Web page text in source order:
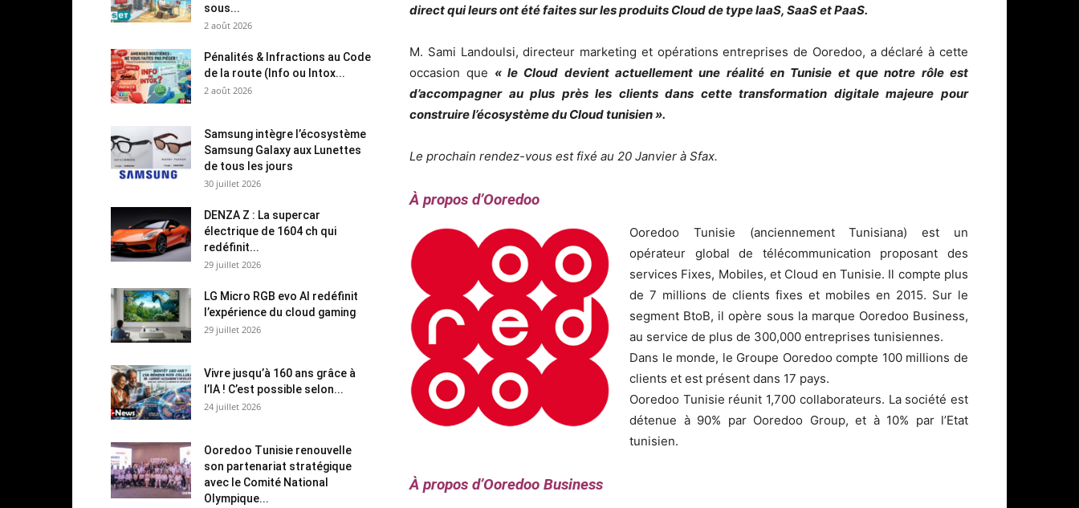
direct qui leurs ont été faites sur les produits Cloud de type IaaS, SaaS et PaaS.
M. Sami Landoulsi, directeur marketing et opérations entreprises de Ooredoo, a déclaré à cette
occasion que « le Cloud devient actuellement une réalité en Tunisie et que notre rôle est
d’accompagner au plus près les clients dans cette transformation digitale majeure pour
construire l’écosystème du Cloud tunisien ».
Le prochain rendez-vous est fixé au 20 Janvier à Sfax.
À propos d’Ooredoo
Ooredoo Tunisie (anciennement Tunisiana) est un
opérateur global de télécommunication proposant des
services Fixes, Mobiles, et Cloud en Tunisie. Il compte plus
de 7 millions de clients fixes et mobiles en 2015. Sur le
segment BtoB, il opère sous la marque Ooredoo Business,
au service de plus de 300,000 entreprises tunisiennes.
Dans le monde, le Groupe Ooredoo compte 100 millions de
clients et est présent dans 17 pays.
Ooredoo Tunisie réunit 1,700 collaborateurs. La société est
détenue à 90% par Ooredoo Group, et à 10% par l’Etat
tunisien.
À propos d’Ooredoo Business
sous...
2 août 2026
Pénalités & Infractions au Code
de la route (Info ou Intox...
2 août 2026
Samsung intègre l’écosystème
Samsung Galaxy aux Lunettes
de tous les jours
30 juillet 2026
DENZA Z : La supercar
électrique de 1604 ch qui
redéfinit...
29 juillet 2026
LG Micro RGB evo AI redéfinit
l’expérience du cloud gaming
29 juillet 2026
Vivre jusqu’à 160 ans grâce à
l’IA ! C’est possible selon...
24 juillet 2026
Ooredoo Tunisie renouvelle
son partenariat stratégique
avec le Comité National
Olympique...